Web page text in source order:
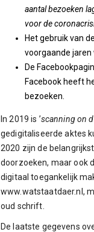
aantal bezoeken
voor de
Het gebruik van
voorgaande jaren
De
Facebook heeft
bezoeken.
In 2019 is ’scanning on
gedigitaliseerde aktes
2020 zijn de
doorzoeken, maar ook
digitaal toegankelijk
www.watstaatdaer.nl,
oud schrift.
De laatste gegevens